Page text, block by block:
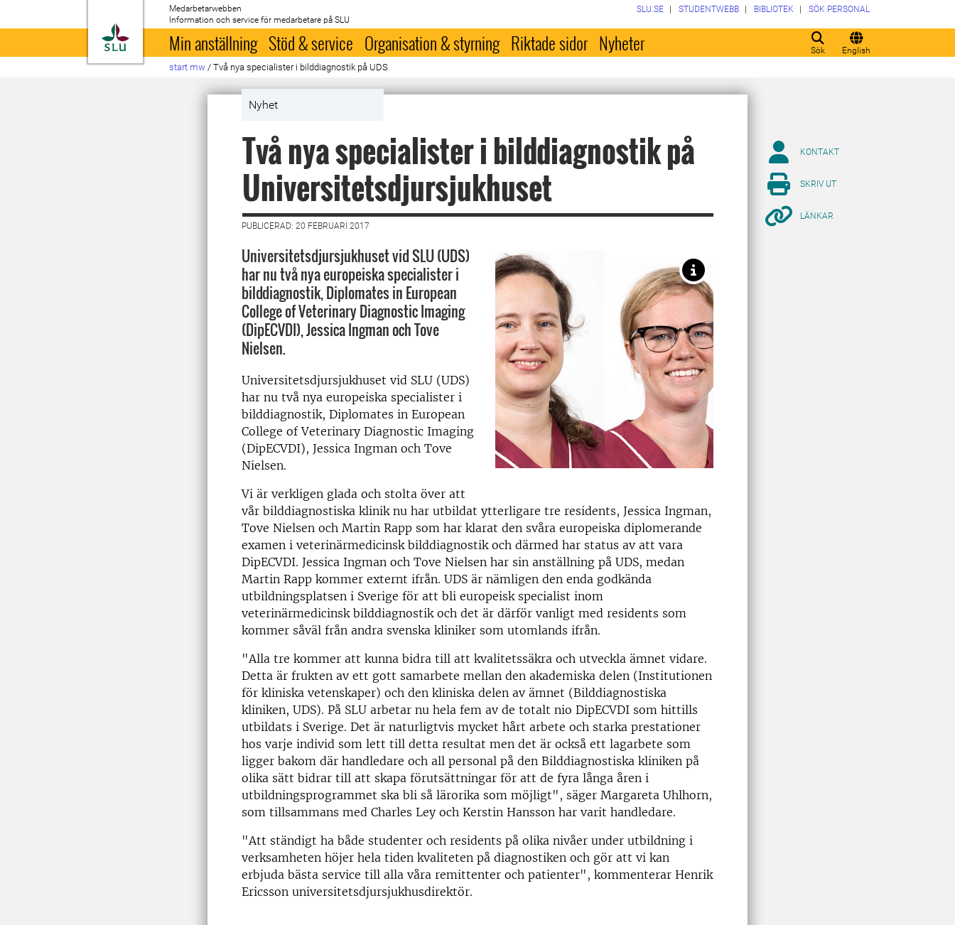
Till startsida
Medarbetarwebben
Information och service för medarbetare på SLU
Sök English
SLU.SE STUDENTWEBB BIBLIOTEK SÖK PERSONAL
Min anställning Stöd & service Organisation & styrning Riktade sidor Nyheter
start mw / Två nya specialister i bilddiagnostik på UDS
Nyhet
Två nya specialister i bilddiagnostik på
Universitetsdjursjukhuset
PUBLICERAD: 20 FEBRUARI 2017
Universitetsdjursjukhuset vid SLU (UDS)
har nu två nya europeiska specialister i
bilddiagnostik, Diplomates in European
College of Veterinary Diagnostic Imaging
(DipECVDI), Jessica Ingman och Tove
Nielsen.
Universitetsdjursjukhuset vid SLU (UDS)
har nu två nya europeiska specialister i
bilddiagnostik, Diplomates in European
College of Veterinary Diagnostic Imaging
(DipECVDI), Jessica Ingman och Tove
Nielsen.
Vi är verkligen glada och stolta över att
vår bilddiagnostiska klinik nu har utbildat ytterligare tre residents, Jessica Ingman,
Tove Nielsen och Martin Rapp som har klarat den svåra europeiska diplomerande
examen i veterinärmedicinsk bilddiagnostik och därmed har status av att vara
DipECVDI. Jessica Ingman och Tove Nielsen har sin anställning på UDS, medan
Martin Rapp kommer externt ifrån. UDS är nämligen den enda godkända
utbildningsplatsen i Sverige för att bli europeisk specialist inom
veterinärmedicinsk bilddiagnostik och det är därför vanligt med residents som
kommer såväl från andra svenska kliniker som utomlands ifrån.
"Alla tre kommer att kunna bidra till att kvalitetssäkra och utveckla ämnet vidare.
Detta är frukten av ett gott samarbete mellan den akademiska delen (Institutionen
för kliniska vetenskaper) och den kliniska delen av ämnet (Bilddiagnostiska
kliniken, UDS). På SLU arbetar nu hela fem av de totalt nio DipECVDI som hittills
utbildats i Sverige. Det är naturligtvis mycket hårt arbete och starka prestationer
hos varje individ som lett till detta resultat men det är också ett lagarbete som
ligger bakom där handledare och all personal på den Bilddiagnostiska kliniken på
olika sätt bidrar till att skapa förutsättningar för att de fyra långa åren i
utbildningsprogrammet ska bli så lärorika som möjligt", säger Margareta Uhlhorn,
som tillsammans med Charles Ley och Kerstin Hansson har varit handledare.
"Att ständigt ha både studenter och residents på olika nivåer under utbildning i
verksamheten höjer hela tiden kvaliteten på diagnostiken och gör att vi kan
erbjuda bästa service till alla våra remittenter och patienter", kommenterar Henrik
Ericsson universitetsdjursjukhusdirektör.
KONTAKT
SKRIV UT
LÄNKAR